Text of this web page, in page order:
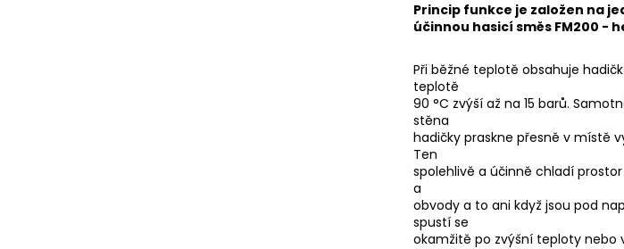
Princip funkce je založen na
účinnou hasicí směs FM200 -
Při běžné teplotě obsahuje
teplotě
90 °C zvýší až na 15 barů.
stěna
hadičky praskne přesně v místě
Ten
spolehlivě a účinně chladí
a
obvody a to ani když jsou pod
spustí se
okamžitě po zvýšní teploty nebo